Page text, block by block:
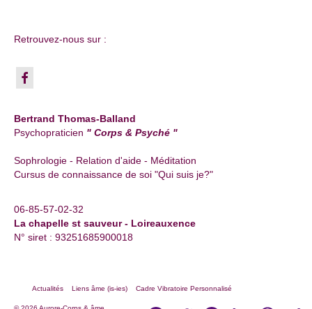
Retrouvez-nous sur :
Bertrand Thomas-Balland
Psychopraticien " Corps & Psyché "
Sophrologie - Relation d'aide - Méditation
Cursus de connaissance de soi "Qui suis je?"
06-85-57-02-32
La chapelle st sauveur - Loireauxence
N° siret : 93251685900018
Actualités Liens âme (is-ies) Cadre Vibratoire Personnalisé